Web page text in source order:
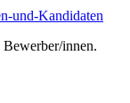
und-Kandidaten
innen.